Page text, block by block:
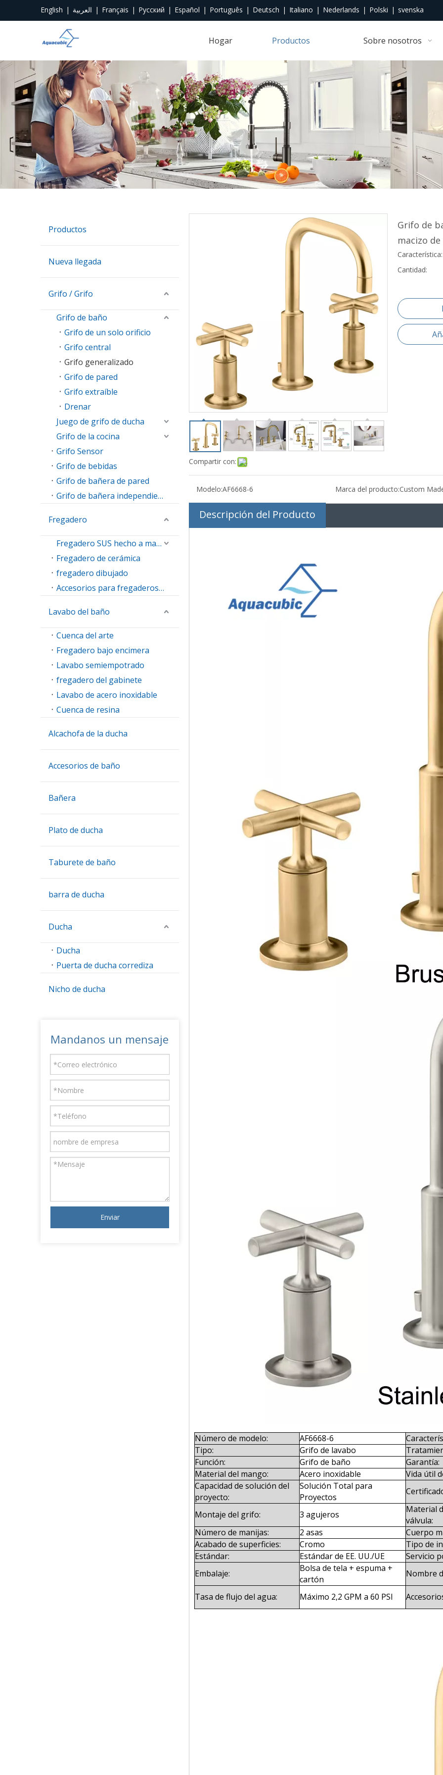
English | العربية | Français | Pусский | Español | Português | Deutsch | Italiano | Nederlands | Polski | svenska
Hogar Productos Sobre nosotros
Productos
Nueva llegada
Grifo / Grifo
Grifo de baño
Grifo de un solo orificio
Grifo central
Grifo generalizado
Grifo de pared
Grifo extraíble
Drenar
Juego de grifo de ducha
Grifo de la cocina
Grifo Sensor
Grifo de bebidas
Grifo de bañera de pared
Grifo de bañera independiente
Fregadero
Fregadero SUS hecho a mano
Fregadero de cerámica
fregadero dibujado
Accesorios para fregaderos de cocina
Lavabo del baño
Cuenca del arte
Fregadero bajo encimera
Lavabo semiempotrado
fregadero del gabinete
Lavabo de acero inoxidable
Cuenca de resina
Alcachofa de la ducha
Accesorios de baño
Bañera
Plato de ducha
Taburete de baño
barra de ducha
Ducha
Ducha
Puerta de ducha corrediza
Nicho de ducha
Mandanos un mensaje
Enviar
Compartir con:
Grifo de
macizo
Cantidad:
Modelo:AF6668-6 Marca del producto:Custom
Descripción del Producto
Número de modelo: AF6668-6
Tipo:
Grifo de lavabo
Función:
Grifo de baño
Garantía:
Material del mango:
Acero inoxidable
Vida útil
Capacidad de solución del
proyecto:
Solución Total para
Proyectos
Montaje del grifo: 3 agujeros
Material
válvula:
Número de manijas:
2 asas
Cuerpo
Acabado de superficies:
Cromo
Tipo de
Estándar:
Estándar de EE. UU./UE
Servicio
Embalaje:
Bolsa de tela + espuma +
cartón
Nombre
Tasa de flujo del agua: Máximo 2,2 GPM a 60 PSI